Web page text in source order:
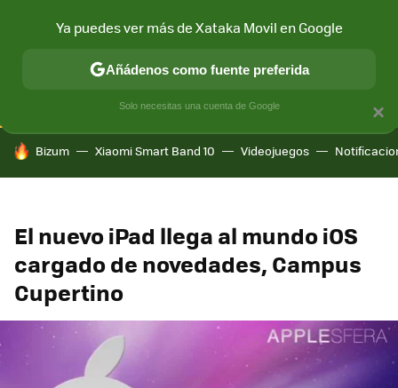
CONECTIVIDAD MÓVIL Y SOCIEDAD APLICACIONES
HOY SE HABLA DE
Bizum Xiaomi Smart Band 10 Videojuegos
El nuevo iPad llega al mundo iOS
cargado de novedades, Campus
Cupertino
×
Ya puedes ver más de Xataka Movil en Google
Añádenos como fuente preferida
Solo necesitas una cuenta de Google